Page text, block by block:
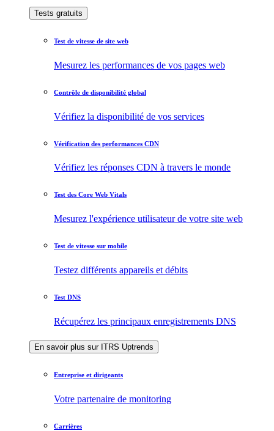
Tests gratuits
Test de vitesse de site web
Mesurez les performances de vos pages web
Contrôle de disponibilité global
Vérifiez la disponibilité de vos services
Vérification des performances CDN
Vérifiez les réponses CDN à travers le monde
Test des Core Web Vitals
Mesurez l'expérience utilisateur de votre site web
Test de vitesse sur mobile
Testez différents appareils et débits
Test DNS
Récupérez les principaux enregistrements DNS
En savoir plus sur ITRS Uptrends
Entreprise et dirigeants
Votre partenaire de monitoring
Carrières